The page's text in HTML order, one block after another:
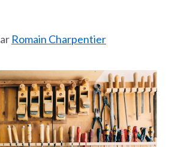
Romain Charpentier